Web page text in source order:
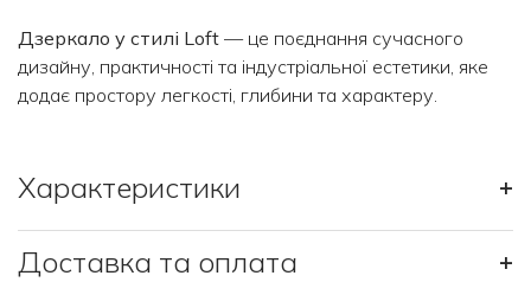
Дзеркало у стилі Loft — це поєднання сучасного
дизайну, практичності та індустріальної естетики, яке
додає простору легкості, глибини та характеру.
Характеристики +
Доставка та оплата +